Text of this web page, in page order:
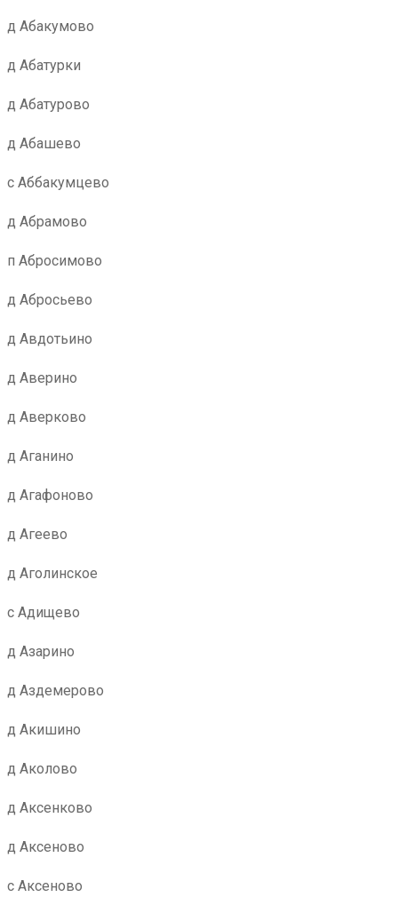
д Абакумово
д Абатурки
д Абатурово
д Абашево
с Аббакумцево
д Абрамово
п Абросимово
д Абросьево
д Авдотьино
д Аверино
д Аверково
д Аганино
д Агафоново
д Агеево
д Аголинское
с Адищево
д Азарино
д Аздемерово
д Акишино
д Аколово
д Аксенково
д Аксеново
с Аксеново